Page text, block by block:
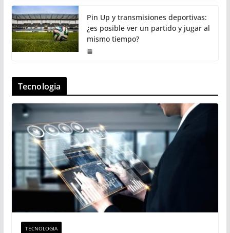
Pin Up y transmisiones deportivas:
¿es posible ver un partido y jugar al
mismo tiempo?
Tecnologia
TECNOLOGIA